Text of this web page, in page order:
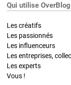
Qui utilise
Les créatifs
Les passionnés
Les influenceurs
Les entreprises,
Les experts
Vous !